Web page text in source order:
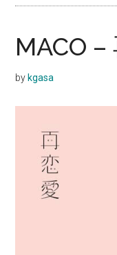
MACO –
by kgasa